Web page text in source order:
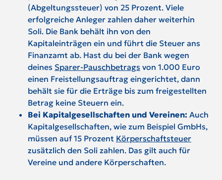
(Abgeltungssteuer) von 25 Prozent. Viele
erfolgreiche Anleger zahlen daher weiterhin
Soli. Die Bank behält ihn von den
Kapitaleinträgen ein und führt die Steuer ans
Finanzamt ab. Hast du bei der Bank wegen
deines Sparer-Pauschbetrags von 1.000 Euro
einen Freistellungsauftrag eingerichtet, dann
behält sie für die Erträge bis zum freigestellten
Betrag keine Steuern ein.
Bei Kapitalgesellschaften und Vereinen: Auch
Kapitalgesellschaften, wie zum Beispiel GmbHs,
müssen auf 15 Prozent Körperschaftsteuer
zusätzlich den Soli zahlen. Das gilt auch für
Vereine und andere Körperschaften.